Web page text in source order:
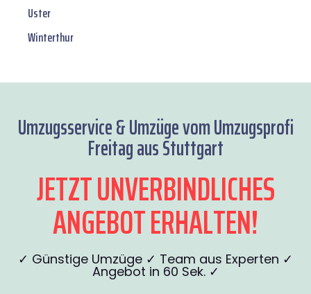
Uster
Winterthur
Umzugsservice & Umzüge vom Umzugsprofi
Freitag aus Stuttgart
JETZT UNVERBINDLICHES
ANGEBOT ERHALTEN!
✓ Günstige Umzüge ✓ Team aus Experten ✓
Angebot in 60 Sek. ✓